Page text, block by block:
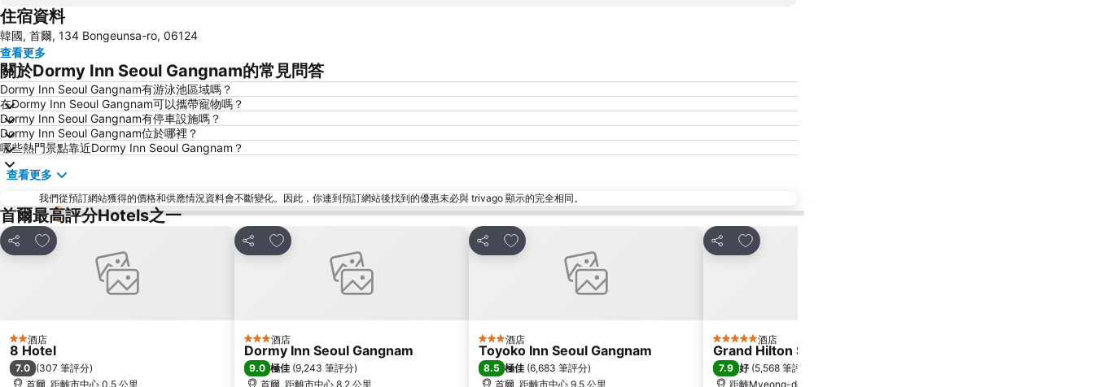
住宿資料
韓國, 首爾, 134 Bongeunsa-ro, 06124
查看更多
關於Dormy Inn Seoul Gangnam的常見問答
Dormy Inn Seoul Gangnam有游泳池區域嗎？
在Dormy Inn Seoul Gangnam可以攜帶寵物嗎？
Dormy Inn Seoul Gangnam有停車設施嗎？
Dormy Inn Seoul Gangnam位於哪裡？
哪些熱門景點靠近Dormy Inn Seoul Gangnam？
查看更多
我們從預訂網站獲得的價格和供應情況資料會不斷變化。因此，你連到預訂網站後找到的優惠未必與 trivago 顯示的完全相同。
首爾最高評分Hotels之一
分享
放到收藏夾
2 星級
酒店
8 Hotel
7.0 (307 筆評分)
首爾, 距離市中心 0.5 公里
分享
放到收藏夾
3 星級酒店
Dormy Inn Seoul Gangnam
9.0 極佳 (9,243 筆評分)
首爾, 距離市中心 8.2 公里
分享
放到收藏夾
3 星級酒店
Toyoko Inn Seoul Gangnam
8.5 極佳 (6,683 筆評分)
首爾, 距離市中心 9.5 公里
分享
放到收藏夾
5 星級 酒店
Grand Hilton Seoul
7.9 好 (5,568 筆評分
距離Myeong-dong 5.6 公里